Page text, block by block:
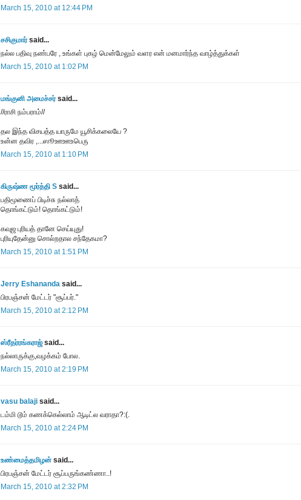
March 15, 2010 at 12:44 PM
சசிகுமார்said...
நல்ல பதிவு நண்பரே , உங்கள் புகழ் மென்மேலும் வளர என் மனமார்ந்த வாழ்த்துக்கள்
March 15, 2010 at 1:02 PM
மங்குனி அமைச்சர்said...
//ராசி நம்பராம்//
தல இந்த விசயத்த யாருமே யூசிக்கலையே ?
உன்ன தவிர ,...ஸூஊஊஉபெரு
March 15, 2010 at 1:10 PM
கிருஷ்ண மூர்த்தி S said...
பதிமூணைப் பிடிச்சு நல்லாத்
தொங்கட்டும்! தொங்கட்டும்!
கவுஜ புரியத் தானே செய்யுது!
புரியுதேன்னு சொல்றதால சந்தேகமா?
March 15, 2010 at 1:51 PM
Jerry Eshananda said...
பிரபஞ்சன் மேட்டர் "சூப்பர்."
March 15, 2010 at 2:12 PM
ஸ்ரீதர்ரங்கராஜ்said...
நல்லாருக்கு,வழக்கம் போல.
March 15, 2010 at 2:19 PM
vasu balaji said...
டம்மி டூம் கணக்கெல்லாம் ஆடிட்ல வராதா?:(.
March 15, 2010 at 2:24 PM
உண்மைத்தமிழன் said...
பிரபஞ்சன் மேட்டர் சூப்பருங்கண்ணா..!
March 15, 2010 at 2:32 PM